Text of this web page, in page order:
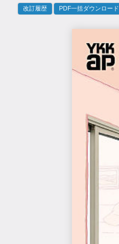
改訂履歴 PDF一括ダウンロード